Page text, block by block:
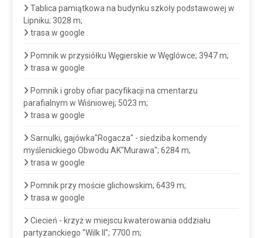
Tablica pamiątkowa na budynku szkoły podstawowej w
Lipniku; 3028 m;
trasa w google
Pomnik w przysiółku Węgierskie w Węglówce; 3947 m;
trasa w google
Pomnik i groby ofiar pacyfikacji na cmentarzu
parafialnym w Wiśniowej; 5023 m;
trasa w google
Sarnulki, gajówka"Rogacza" - siedziba komendy
myślenickiego Obwodu AK"Murawa"; 6284 m;
trasa w google
Pomnik przy moście glichowskim; 6439 m;
trasa w google
Ciecień - krzyż w miejscu kwaterowania oddziału
partyzanckiego "Wilk II"; 7700 m;